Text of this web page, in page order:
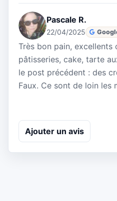
Pascale R.
22/04/2025
Très bon pain, excellents
pâtisseries, cake, tarte
le post précédent : des
Faux. Ce sont de loin les
Ajouter un avis